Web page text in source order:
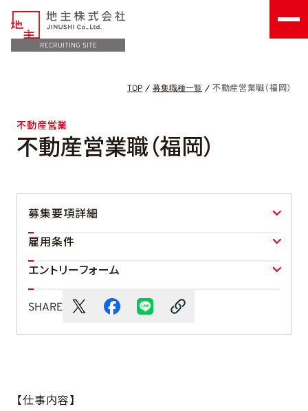
RECRUITING SITE
TOP 募集職種一覧 不動産営業職（福岡）
不動産営業
不動産営業職（福岡）
募集要項詳細
雇用条件
エントリーフォーム
SHARE
【仕事内容】